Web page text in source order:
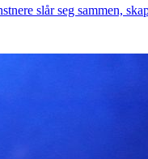
slår seg sammen,